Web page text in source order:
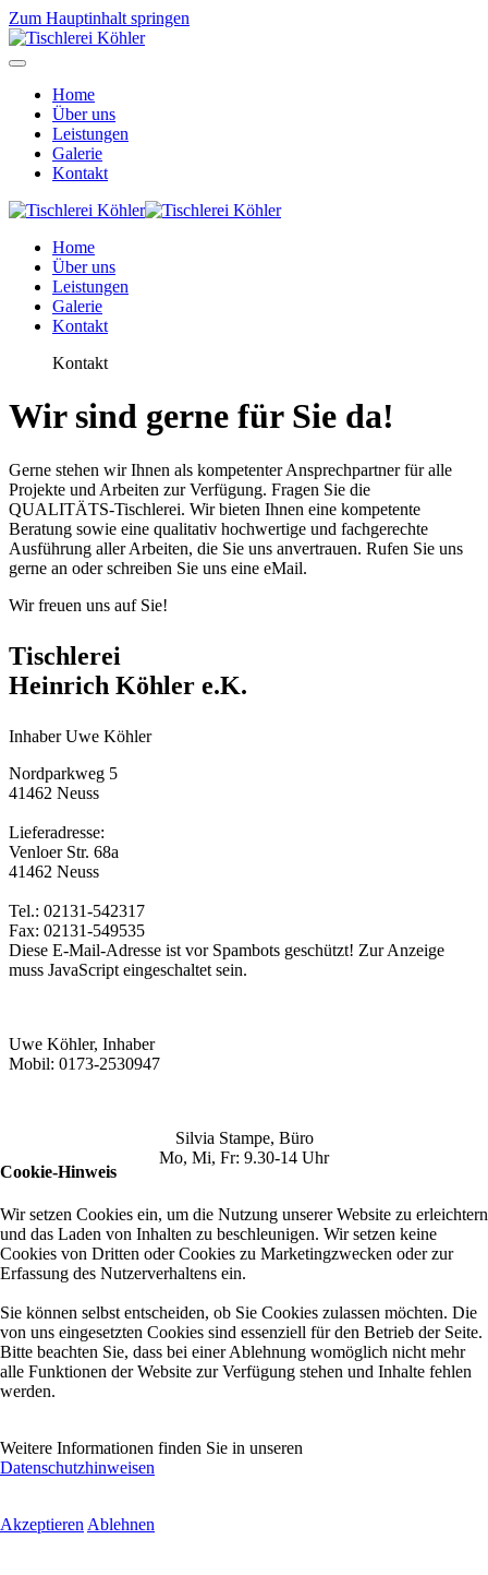
Zum Hauptinhalt springen
Home
Über uns
Leistungen
Galerie
Kontakt
Home
Über uns
Leistungen
Galerie
Kontakt
Kontakt
Wir sind gerne für Sie da!
Gerne stehen wir Ihnen als kompetenter Ansprechpartner für alle
Projekte und Arbeiten zur Verfügung. Fragen Sie die
QUALITÄTS-Tischlerei. Wir bieten Ihnen eine kompetente
Beratung sowie eine qualitativ hochwertige und fachgerechte
Ausführung aller Arbeiten, die Sie uns anvertrauen. Rufen Sie uns
gerne an oder schreiben Sie uns eine eMail.
Wir freuen uns auf Sie!
Tischlerei
Heinrich Köhler e.K.
Inhaber Uwe Köhler
Nordparkweg 5
41462 Neuss
Lieferadresse:
Venloer Str. 68a
41462 Neuss
Tel.: 02131-542317
Fax: 02131-549535
Diese E-Mail-Adresse ist vor Spambots geschützt! Zur Anzeige
muss JavaScript eingeschaltet sein.
Uwe Köhler, Inhaber
Mobil: 0173-2530947
Silvia Stampe, Büro
Mo, Mi, Fr: 9.30-14 Uhr
Cookie-Hinweis
Wir setzen Cookies ein, um die Nutzung unserer Website zu erleichtern
und das Laden von Inhalten zu beschleunigen. Wir setzen keine
Cookies von Dritten oder Cookies zu Marketingzwecken oder zur
Erfassung des Nutzerverhaltens ein.
Sie können selbst entscheiden, ob Sie Cookies zulassen möchten. Die
von uns eingesetzten Cookies sind essenziell für den Betrieb der Seite.
Bitte beachten Sie, dass bei einer Ablehnung womöglich nicht mehr
alle Funktionen der Website zur Verfügung stehen und Inhalte fehlen
werden.
Weitere Informationen finden Sie in unseren
Datenschutzhinweisen
Akzeptieren Ablehnen